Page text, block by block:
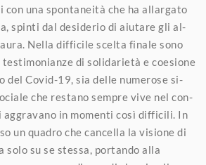
una spontaneità che ha allargato
spinti dal desiderio di aiutare gli al-
Nella difficile scelta finale sono
di solidarietà e coesione
del Covid-19, sia delle numerose si-
che restano sempre vive nel con-
aggravano in momenti così difficili. In
un quadro che cancella la visione di
solo su se stessa, portando alla